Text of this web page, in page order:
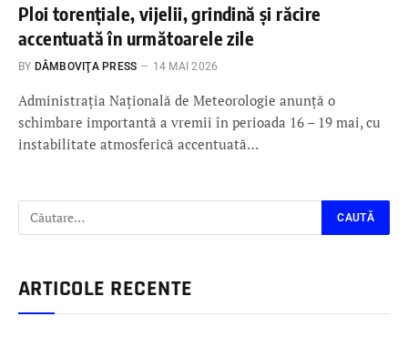
Ploi torențiale, vijelii, grindină și răcire
accentuată în următoarele zile
BY DÂMBOVIŢA PRESS 14 MAI 2026
Administrația Națională de Meteorologie anunță o
schimbare importantă a vremii în perioada 16 – 19 mai, cu
instabilitate atmosferică accentuată…
ARTICOLE RECENTE